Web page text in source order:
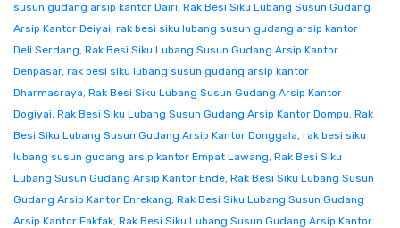
susun gudang arsip kantor Dairi, Rak Besi Siku Lubang Susun Gudang
Arsip Kantor Deiyai, rak besi siku lubang susun gudang arsip kantor
Deli Serdang, Rak Besi Siku Lubang Susun Gudang Arsip Kantor
Denpasar, rak besi siku lubang susun gudang arsip kantor
Dharmasraya, Rak Besi Siku Lubang Susun Gudang Arsip Kantor
Dogiyai, Rak Besi Siku Lubang Susun Gudang Arsip Kantor Dompu, Rak
Besi Siku Lubang Susun Gudang Arsip Kantor Donggala, rak besi siku
lubang susun gudang arsip kantor Empat Lawang, Rak Besi Siku
Lubang Susun Gudang Arsip Kantor Ende, Rak Besi Siku Lubang Susun
Gudang Arsip Kantor Enrekang, Rak Besi Siku Lubang Susun Gudang
Arsip Kantor Fakfak, Rak Besi Siku Lubang Susun Gudang Arsip Kantor